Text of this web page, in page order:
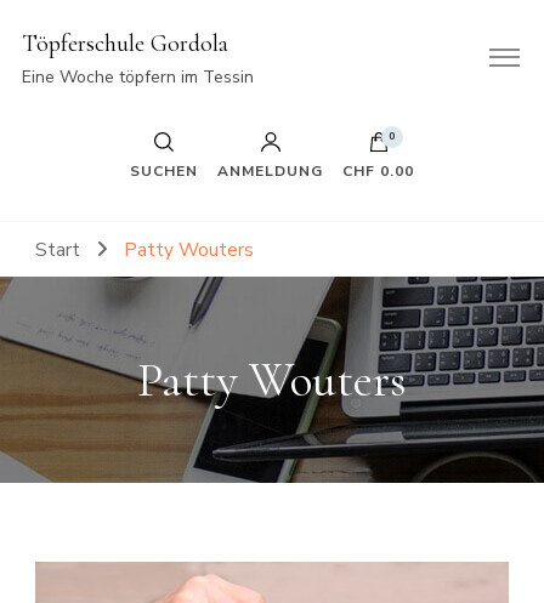
Töpferschule Gordola
Eine Woche töpfern im Tessin
SUCHEN ANMELDUNG
0
CHF 0.00
Start Patty Wouters
Patty Wouters